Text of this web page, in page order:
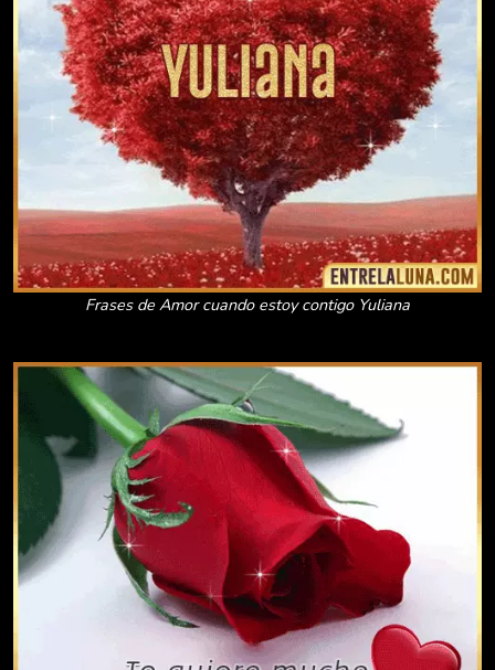
Frases de Amor cuando estoy contigo Yuliana